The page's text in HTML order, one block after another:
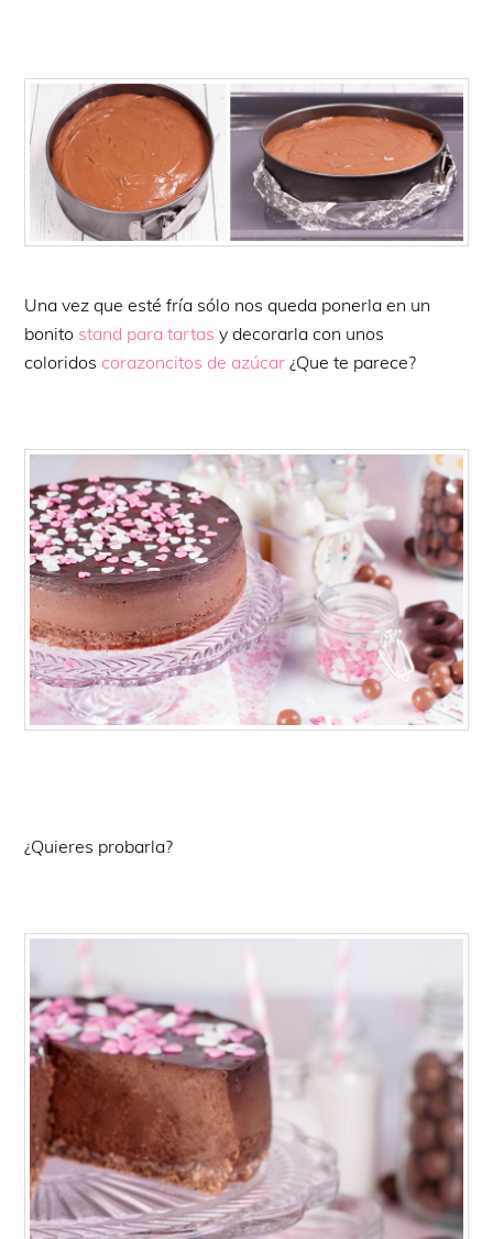
Una vez que esté fría sólo nos queda ponerla en un
bonito stand para tartas y decorarla con unos
coloridos corazoncitos de azúcar ¿Que te parece?
¿Quieres probarla?